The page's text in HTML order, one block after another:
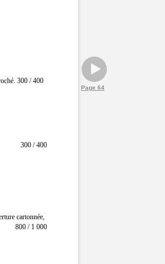
Page 64
300 / 400
300 / 400
cartonnée,
800 / 1 000